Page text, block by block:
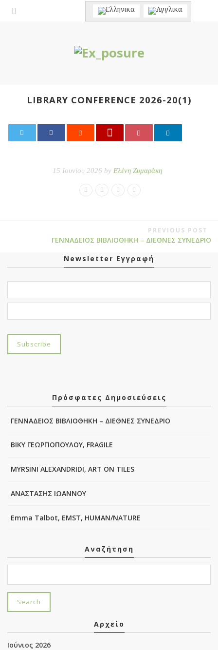
LIBRARY CONFERENCE 2026-20(1)
15 Ιουνίου 2026 by Ελένη Ζυμαράκη
PREVIOUS POST
ΓΕΝΝΑΔΕΙΟΣ ΒΙΒΛΙΟΘΗΚΗ – ΔΙΕΘΝΕΣ ΣΥΝΕΔΡΙΟ
Newsletter Εγγραφή
Πρόσφατες Δημοσιεύσεις
ΓΕΝΝΑΔΕΙΟΣ ΒΙΒΛΙΟΘΗΚΗ – ΔΙΕΘΝΕΣ ΣΥΝΕΔΡΙΟ
ΒΙΚΥ ΓΕΩΡΓΙΟΠΟΥΛΟΥ, FRAGILE
MYRSINI ALEXANDRIDI, ART ON TILES
ΑΝΑΣΤΑΣΗΣ ΙΩΑΝΝΟΥ
Emma Talbot, EMST, HUMAN/NATURE
Αναζήτηση
Αρχείο
Ιούνιος 2026